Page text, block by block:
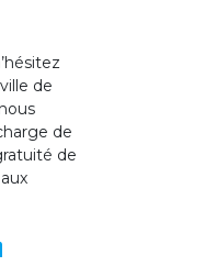
de
de
de